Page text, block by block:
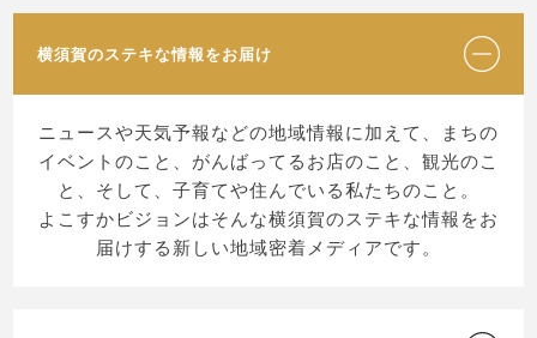
本イベント参加にあたり、事故やケガ、スマートフォンの故障等
●個人情報
ローカルビジョン株式会社プライバシーポリシー
https://www.local-vision.jp/privacy.php
●主催に関して
本イベントはローカルビジョン株式会社が主催して実施します。
横須賀のステキな情報をお届け
ニュースや天気予報などの地域情報に加えて、まちの
イベントのこと、がんばってるお店のこと、観光のこ
と、そして、子育てや住んでいる私たちのこと。
よこすかビジョンはそんな横須賀のステキな情報をお
届けする新しい地域密着メディアです。